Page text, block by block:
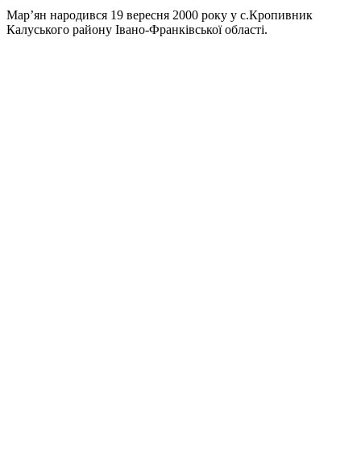
Мар’ян народився 19 вересня 2000 року у с.Кропивник
Калуського району Івано-Франківської області.